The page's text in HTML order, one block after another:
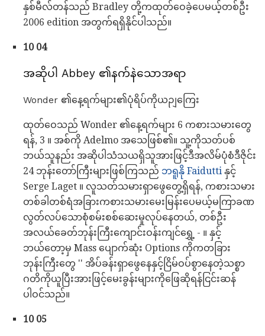
နှစ်မီလ်တန်သည် Bradley တို့ကထုတ်ဝေခဲ့ပေမယ့်တစ်ဦး
2006 edition အတွက်ရရှိနိုင်ပါသည်။
10 04
အဆိုပါ Abbey ၏နက်နဲသောအရာ
Wonder ၏နေ့ရက်များ၏ပုံရိပ်ကိုယဉျကြေး
ထုတ်ဝေသည် Wonder ၏နေ့ရက်များ 6 ကစားသမားတွေ
ရန်, 3 ။ အစ်ကို Adelmo အသေဖြစ်၏။ သူ့ကိုသတ်ပစ်
ဘယ်သူနည်း အဆိုပါသံသယရှိသူအားဖြင့်ဒီအလိမ်ပုံစံဒီဇိုင်း
24 ဘုန်းတော်ကြီးများဖြစ်ကြသည် ဘရူနို Faidutti နှင့်
Serge Laget ။ လူသတ်သမားရှာဖွေတွေ့ရှိရန်, ကစားသမား
တစ်ခါတစ်ရံအခြားကစားသမားမေးမြန်းပေမယ့်မကြာခဏ
လွတ်လပ်သောစုံစမ်းစစ်ဆေးမှုလုပ်နေတယ်, တစ်ဦး
အလယ်ခေတ်ဘုန်းကြီးကျောင်းဝန်းကျင်ရွှေ့ - ။ နှင့်
ဘယ်တော့မှ Mass ပျောက်ဆုံး Options ကိုကတခြား
ဘုန်းကြီးတွေ '' အိပ်ခန်းရှာဖွေနေနှင့်ငြိမ်ဝပ်စွာနေတဲ့သစ္စာ
ဂတိကိုယူပြီးအားဖြင့်မေးခွန်းများကိုဖြေဆိုရန်ငြင်းဆန်
ပါဝင်သည်။
10 05